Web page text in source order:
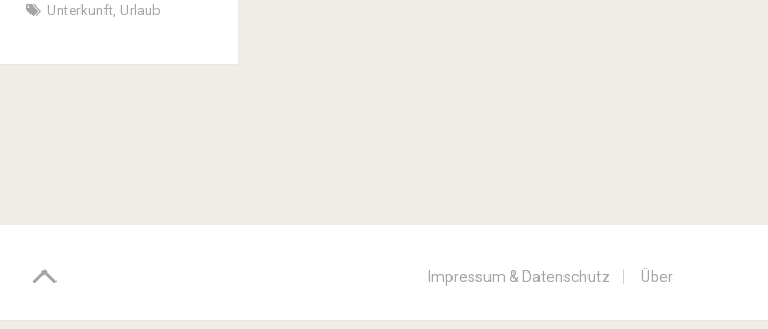
Unterkunft Urlaub
Impressum & Datenschutz Über